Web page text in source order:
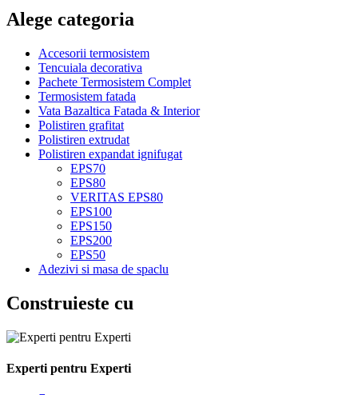
Alege categoria
Accesorii termosistem
Tencuiala decorativa
Pachete Termosistem Complet
Termosistem fatada
Vata Bazaltica Fatada & Interior
Polistiren grafitat
Polistiren extrudat
Polistiren expandat ignifugat
EPS70
EPS80
VERITAS EPS80
EPS100
EPS150
EPS200
EPS50
Adezivi si masa de spaclu
Construieste cu
Experti pentru Experti